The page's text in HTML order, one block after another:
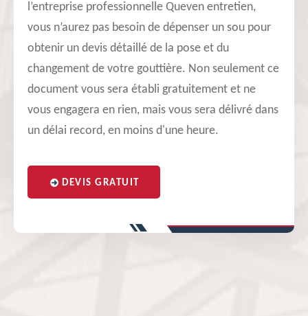
l’entreprise professionnelle Queven entretien,
vous n’aurez pas besoin de dépenser un sou pour
obtenir un devis détaillé de la pose et du
changement de votre gouttière. Non seulement ce
document vous sera établi gratuitement et ne
vous engagera en rien, mais vous sera délivré dans
un délai record, en moins d'une heure.
DEVIS GRATUIT